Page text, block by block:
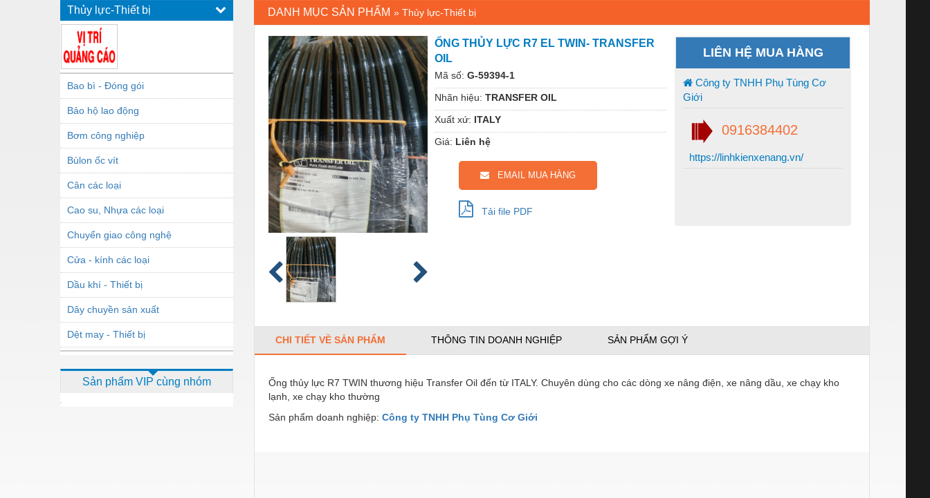
Thủy lực-Thiết bị
Bao bì - Đóng gói
Bảo hộ lao động
Bơm công nghiệp
Bùlon ốc vít
Cân các loại
Cao su, Nhựa các loại
Chuyển giao công nghệ
Cửa - kính các loại
Dầu khí - Thiết bị
Dây chuyền sản xuất
Dệt may - Thiết bị
Dịch vụ - Thi công
Sản phẩm VIP cùng nhóm
DANH MỤC SẢN PHẨM » Thủy lực-Thiết bị
ỐNG THỦY LỰC R7 EL TWIN- TRANSFER
OIL
Mã số: G-59394-1
Nhãn hiệu: TRANSFER OIL
Xuất xứ: ITALY
Giá: Liên hệ
EMAIL MUA HÀNG
Tải file PDF
LIÊN HỆ MUA HÀNG
Công ty TNHH Phụ Tùng Cơ
Giới
0916384402
https://linhkienxenang.vn/
CHI TIẾT VỀ SẢN PHẨM THÔNG TIN DOANH NGHIỆP SẢN PHẨM GỢI Ý
Ống thủy lực R7 TWIN thương hiệu Transfer Oil đến từ ITALY. Chuyên dùng cho các dòng xe nâng điện, xe nâng dầu, xe chạy kho
lạnh, xe chạy kho thường
Sản phẩm doanh nghiệp: Công ty TNHH Phụ Tùng Cơ Giới